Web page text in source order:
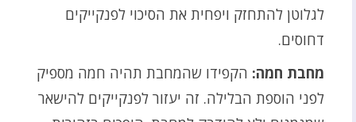
לגלוטן להתחזק ויפחית את הסיכוי לפנקייקים
דחוסים.
מחבת חמה: הקפידו שהמחבת תהיה חמה מספיק
לפני הוספת הבלילה. זה יעזור לפנקייקים להישאר